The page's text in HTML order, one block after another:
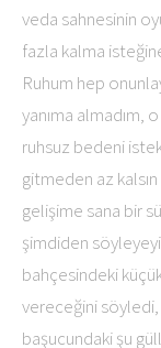
veda sahnesinin
fazla kalma
Ruhum hep
yanıma almadım,
ruhsuz bedeni
gitmeden az
gelişime sana bir
şimdiden
bahçesindeki
vereceğini
başucundaki şu